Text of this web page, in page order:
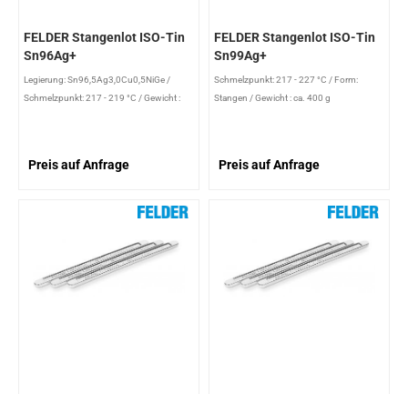
FELDER Stangenlot ISO-Tin
Sn96Ag+
Legierung: Sn96,5Ag3,0Cu0,5NiGe/
Schmelzpunkt: 217 - 219 °C /Gewicht :
Preis auf Anfrage
FELDER Stangenlot ISO-Tin
Sn99Ag+
Schmelzpunkt: 217 - 227 °C / Form:
Stangen /Gewicht : ca. 400 g
Preis auf Anfrage